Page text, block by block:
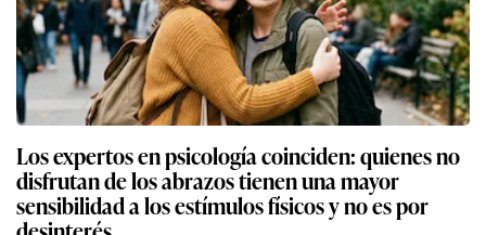
Los expertos en psicología coinciden: quienes no
disfrutan de los abrazos tienen una mayor
sensibilidad a los estímulos físicos y no es por